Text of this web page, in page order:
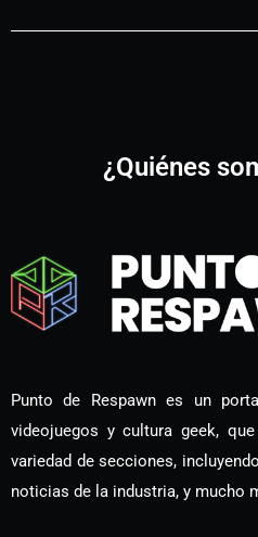
¿Quiénes
Punto de Respawn es un
videojuegos y cultura geek,
variedad de secciones,
noticias de la industria, y mucho